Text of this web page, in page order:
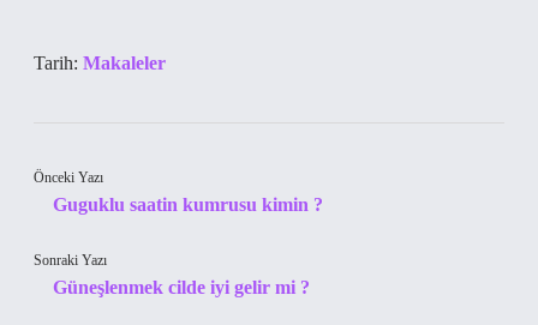
Tarih: Makaleler
Önceki Yazı
Guguklu saatin kumrusu kimin ?
Sonraki Yazı
Güneşlenmek cilde iyi gelir mi ?